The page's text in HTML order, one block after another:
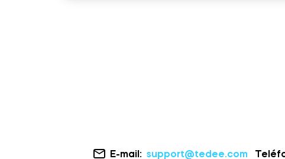
E-mail: support@tedee.com